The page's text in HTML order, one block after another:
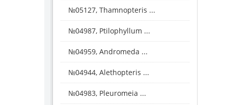
№05127, Thamnopteris ...
№04987, Ptilophyllum ...
№04959, Andromeda ...
№04944, Alethopteris ...
№04983, Pleuromeia ...